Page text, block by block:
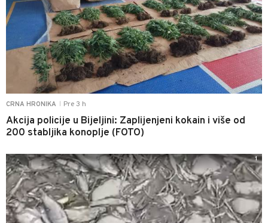
CRNA HRONIKA Pre 3 h
Akcija policije u Bijeljini: Zaplijenjeni kokain i više od
200 stabljika konoplje (FOTO)
1